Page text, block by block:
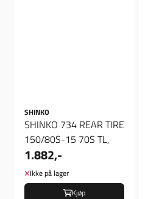
SHINKO
SHINKO 734 REAR TIRE
150/80S-15 70S TL,
1.882,-
Ikke på lager
Kjøp